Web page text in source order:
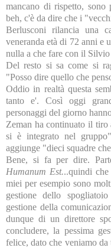
mancano di rispetto,
beh, c'è da dire che i
Berlusconi rilancia una
veneranda età di 72 anni e
nulla a che fare con il
Del resto si sa come si
"Posso dire quello che
Oddio in realtà questa
tanto e'. Così oggi
personaggi del giorno
Zeman ha continuato il
si è integrato nel
aggiunge "dieci squadre
Bene, si fa per dire.
Humanum Est...quindi
miei per esempio sono
gestione dello
gestione della
dunque di un direttore
concludere, la pessima
felice, dato che veniamo